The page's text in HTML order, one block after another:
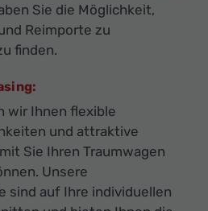
Sie die Möglichkeit,
Reimporte zu
finden.
wir Ihnen flexible
und attraktive
Sie Ihren Traumwagen
Unsere
sind auf Ihre individuellen